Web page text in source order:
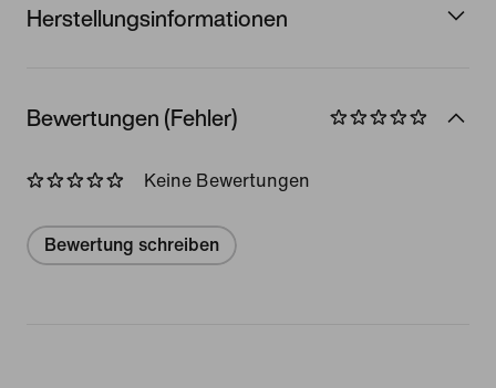
Herstellungsinformationen
Bewertungen (Fehler)
Keine Bewertungen
Bewertung schreiben